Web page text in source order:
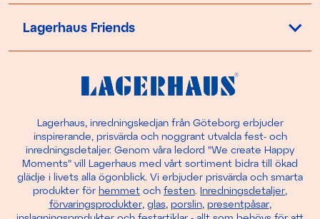
Lagerhaus Friends
Lagerhaus, inredningskedjan från Göteborg erbjuder
inspirerande, prisvärda och noggrant utvalda fest- och
inredningsdetaljer. Genom våra ledord "We create Happy
Moments" vill Lagerhaus med vårt sortiment bidra till ökad
glädje i livets alla ögonblick. Vi erbjuder prisvärda och smarta
produkter för hemmet och festen. Inredningsdetaljer,
förvaringsprodukter, glas, porslin, presentpåsar,